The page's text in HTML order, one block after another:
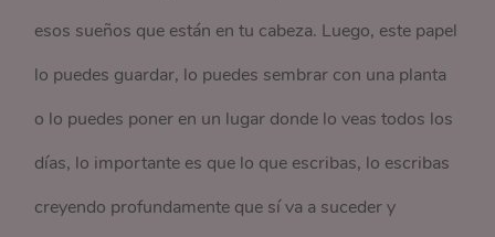
esos sueños que están en tu cabeza. Luego, este papel
lo puedes guardar, lo puedes sembrar con una planta
o lo puedes poner en un lugar donde lo veas todos los
días, lo importante es que lo que escribas, lo escribas
creyendo profundamente que sí va a suceder y